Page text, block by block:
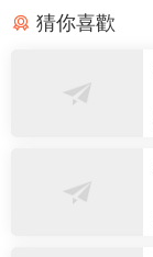
猜你喜歡